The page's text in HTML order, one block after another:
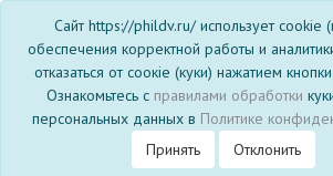
Сайт https://phildv.ru/ использует cookie
обеспечения корректной работы и
отказаться от соокіе (куки) нажатием
Ознакомьтесь с правилами обработки
персональных данных в Политике
Принять
Отклонить